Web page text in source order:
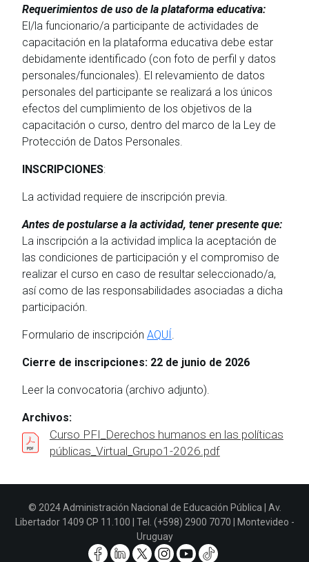
Requerimientos de uso de la plataforma educativa:
El/la funcionario/a participante de actividades de
capacitación en la plataforma educativa debe estar
debidamente identificado (con foto de perfil y datos
personales/funcionales). El relevamiento de datos
personales del participante se realizará a los únicos
efectos del cumplimiento de los objetivos de la
capacitación o curso, dentro del marco de la Ley de
Protección de Datos Personales.
INSCRIPCIONES:
La actividad requiere de inscripción previa.
Antes de postularse a la actividad, tener presente que:
La inscripción a la actividad implica la aceptación de
las condiciones de participación y el compromiso de
realizar el curso en caso de resultar seleccionado/a,
así como de las responsabilidades asociadas a dicha
participación.
Formulario de inscripción AQUÍ .
Cierre de inscripciones: 22 de junio de 2026
Leer la convocatoria (archivo adjunto).
Archivos:
Curso PFI_Derechos humanos en las políticas
públicas_Virtual_Grupo1-2026.pdf
© 2024 Administración Nacional de Educación Pública | Av.
Libertador 1409 CP 11.100 | Tel. (+598) 2900 7070 | Montevideo -
Uruguay